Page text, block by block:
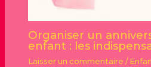
Organiser un
enfant : les
Laisser un commentaire /